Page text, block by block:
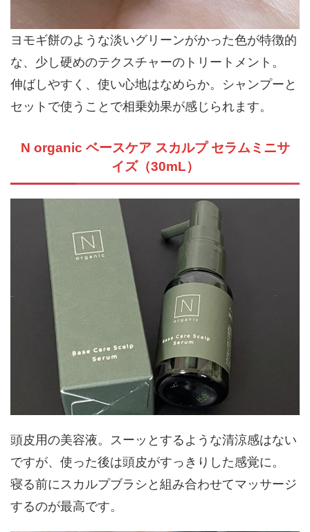
な、少し硬めのテクスチャーのトリートメント。
伸ばしやすく、使い心地はなめらか。シャンプーと
N organic ベースケア スカルプ セラムミニサ
イズ（30mL）